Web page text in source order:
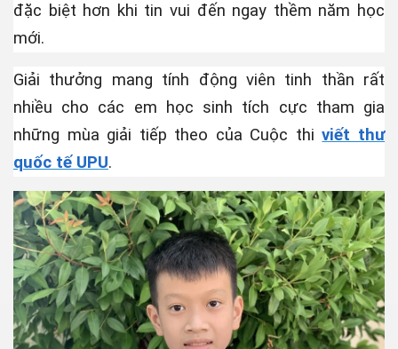
đặc biệt hơn khi tin vui đến ngay thềm năm học
mới.
Giải thưởng mang tính động viên tinh thần rất
nhiều cho các em học sinh tích cực tham gia
những mùa giải tiếp theo của Cuộc thiviết thư
quốc tế UPU.
sợ vợ